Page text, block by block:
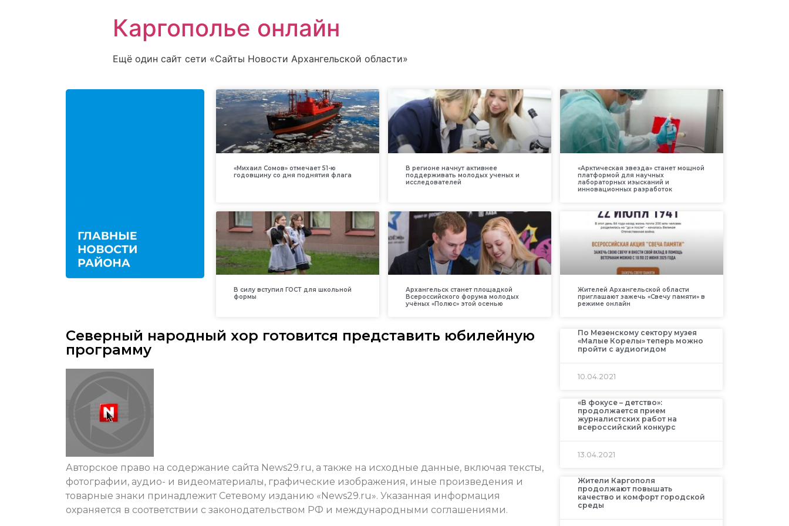
Каргополье онлайн
Ещё один сайт сети «Сайты Новости Архангельской области»
«Михаил Сомов» отмечает 51-ю
годовщину со дня поднятия флага
В регионе начнут активнее
поддерживать молодых ученых и
исследователей
«Арктическая звезда» станет мощной
платформой для научных
лабораторных изысканий и
инновационных разработок
В силу вступил ГОСТ для школьной
формы
Архангельск станет площадкой
Всероссийского форума молодых
учёных «Полюс» этой осенью
Жителей Архангельской области
приглашают зажечь «Свечу памяти» в
режиме онлайн
Северный народный хор готовится представить юбилейную
программу
Авторское право на содержание сайта News29.ru, а также на исходные данные, включая тексты,
фотографии, аудио- и видеоматериалы, графические изображения, иные произведения и
товарные знаки принадлежит Сетевому изданию «News29.ru». Указанная информация
охраняется в соответствии с законодательством РФ и международными соглашениями.
По Мезенскому сектору музея
«Малые Корелы» теперь можно
пройти с аудиогидом
10.04.2021
«В фокусе – детство»:
продолжается прием
журналистских работ на
всероссийский конкурс
13.04.2021
Жители Каргополя
продолжают повышать
качество и комфорт городской
среды